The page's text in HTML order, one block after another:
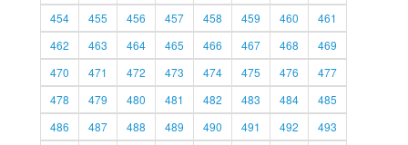
454
455 456 457 458 459 460
461
462
463 464 465 466 467 468
469
470
471 472 473 474 475 476
477
478
479 480 481 482 483 484
485
486
487 488 489 490 491 492
493